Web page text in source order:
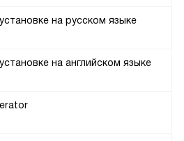
на русском языке
на английском языке